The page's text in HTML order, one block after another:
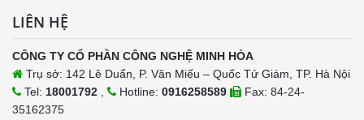
LIÊN HỆ
CÔNG TY CỔ PHẦN CÔNG NGHỆ MINH HÒA
Trụ sở: 142 Lê Duẩn, P. Văn Miếu – Quốc Tử Giám, TP. Hà Nội
Tel: 18001792 Hotline: 0916258589
Fax: 84-24-
35162375